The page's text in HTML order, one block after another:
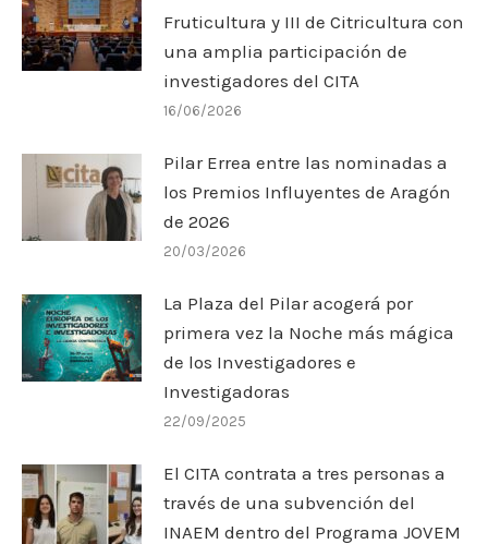
Fruticultura y III de Citricultura con
una amplia participación de
investigadores del CITA
16/06/2026
Pilar Errea entre las nominadas a
los Premios Influyentes de Aragón
de 2026
20/03/2026
La Plaza del Pilar acogerá por
primera vez la Noche más mágica
de los Investigadores e
Investigadoras
22/09/2025
El CITA contrata a tres personas a
través de una subvención del
INAEM dentro del Programa JOVEM